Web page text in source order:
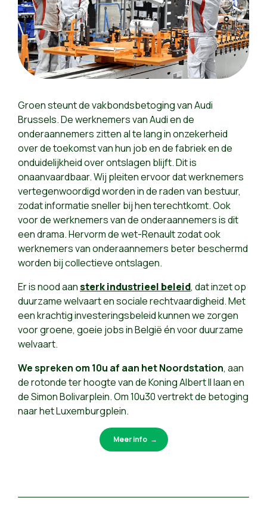
Groen steunt de vakbondsbetoging van Audi
Brussels. De werknemers van Audi en de
onderaannemers zitten al te lang in onzekerheid
over de toekomst van hun job en de fabriek en de
onduidelijkheid over ontslagen blijft. Dit is
onaanvaardbaar. Wij pleiten ervoor dat werknemers
vertegenwoordigd worden in de raden van bestuur,
zodat informatie sneller bij hen terechtkomt. Ook
voor de werknemers van de onderaannemers is dit
een drama. Hervorm de wet-Renault zodat ook
werknemers van onderaannemers beter beschermd
worden bij collectieve ontslagen.
Er is nood aansterk industrieel beleid, dat inzet op
duurzame welvaart en sociale rechtvaardigheid. Met
een krachtig investeringsbeleid kunnen we zorgen
voor groene, goeie jobs in België én voor duurzame
welvaart.
We spreken om 10u af aan het Noordstation, aan
de rotonde ter hoogte van de Koning Albert II laan en
de Simon Bolivarplein. Om 10u30 vertrekt de betoging
naar het Luxemburgplein.
Meer info